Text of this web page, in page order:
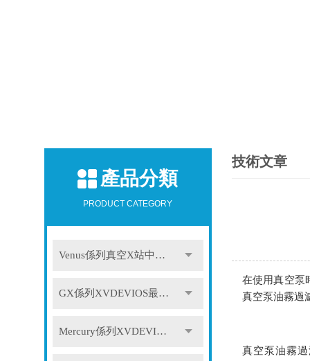
產品分類
PRODUCT CATEGORY
Venus係列真空X站中文免费版
GX係列XVDEVIOS最新版APP下载
Mercury係列XVDEVIOS最新版APP下载
技術文章
在使用真空泵
真空泵油霧過
真空泵油霧